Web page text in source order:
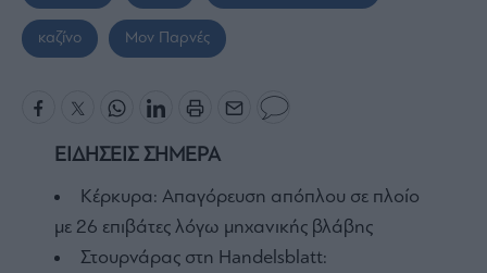
καζίνο Μον Παρνές
ΕΙΔΗΣΕΙΣ ΣΗΜΕΡΑ
Κέρκυρα: Απαγόρευση απόπλου σε πλοίο
με 26 επιβάτες λόγω μηχανικής βλάβης
Στουρνάρας στη Handelsblatt: